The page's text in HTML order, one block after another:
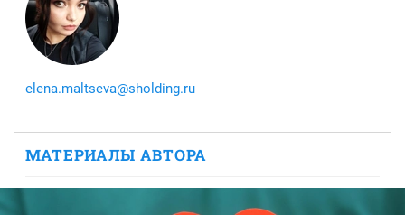
elena.maltseva@sholding.ru
МАТЕРИАЛЫ АВТОРА